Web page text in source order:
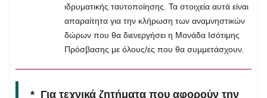
ιδρυματικής ταυτοποίησης. Τα στοιχεία αυτά είναι
απαραίτητα για την κλήρωση των αναμνηστικών
δώρων που θα διενεργήσει η Μονάδα Ισότιμης
Πρόσβασης με όλους/ες που θα συμμετάσχουν.
* Για τεχνικά ζητήματα που αφορούν την